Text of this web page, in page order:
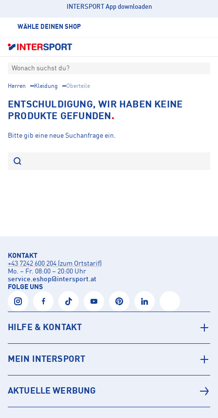
INTERSPORT App downloaden
WÄHLE DEINEN SHOP
Wonach suchst du?
Herren Kleidung Oberteile
ENTSCHULDIGUNG, WIR HABEN KEINE
PRODUKTE GEFUNDEN
Bitte gib eine neue Suchanfrage ein.
KONTAKT
+43 7242 600 204 (zum Ortstarif)
Mo. – Fr. 08:00 – 20:00 Uhr
service.eshop@intersport.at
FOLGE UNS
HILFE & KONTAKT
MEIN INTERSPORT
AKTUELLE WERBUNG